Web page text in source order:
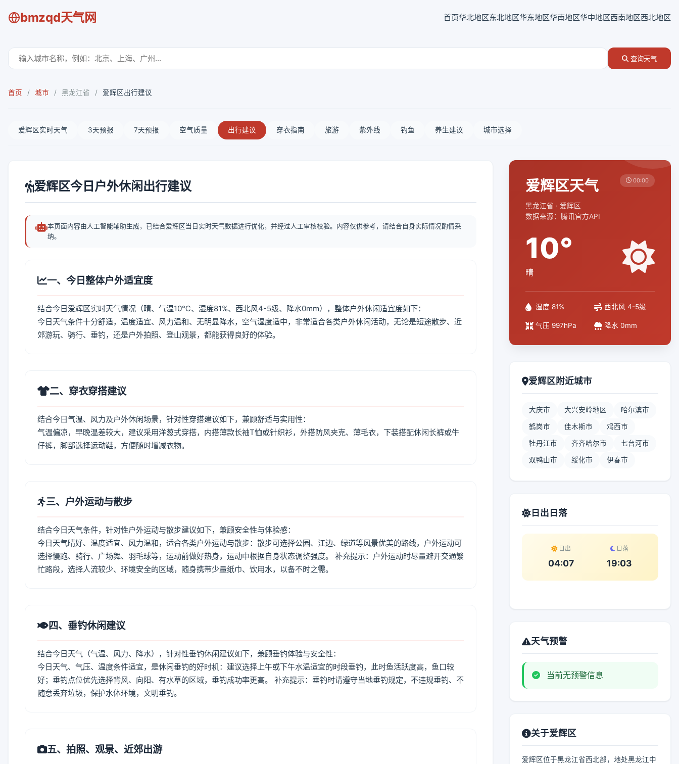
bmzqd天气网 首页华北地区东北地区华东地区华南地区华中地区西南地区西北地区
查询天气
首页 / 城市 / 黑龙江省 / 爱辉区出行建议
爱辉区实时天气 3天预报 7天预报 空气质量 出行建议 穿衣指南 旅游 紫外线 钓鱼 养生建议 城市选择
爱辉区今日户外休闲出行建议
本页面内容由人工智能辅助生成，已结合爱辉区当日实时天气数据进行优化，并经过人工审核校验。内容仅供参考，请结合自身实际情况酌情采
纳。
一、今日整体户外适宜度
结合今日爱辉区实时天气情况（晴、气温10℃、湿度81%、西北风4-5级、降水0mm），整体户外休闲适宜度如下：
今日天气条件十分舒适，温度适宜、风力温和、无明显降水，空气湿度适中，非常适合各类户外休闲活动，无论是短途散步、近
郊游玩、骑行、垂钓，还是户外拍照、登山观景，都能获得良好的体验。
二、穿衣穿搭建议
结合今日气温、风力及户外休闲场景，针对性穿搭建议如下，兼顾舒适与实用性：
气温偏凉，早晚温差较大，建议采用洋葱式穿搭，内搭薄款长袖T恤或针织衫，外搭防风夹克、薄毛衣，下装搭配休闲长裤或牛
仔裤，脚部选择运动鞋，方便随时增减衣物。
三、户外运动与散步
结合今日天气条件，针对性户外运动与散步建议如下，兼顾安全性与体验感：
今日天气晴好、温度适宜、风力温和，适合各类户外运动与散步：散步可选择公园、江边、绿道等风景优美的路线，户外运动可
选择慢跑、骑行、广场舞、羽毛球等，运动前做好热身，运动中根据自身状态调整强度。 补充提示：户外运动时尽量避开交通繁
忙路段，选择人流较少、环境安全的区域，随身携带少量纸巾、饮用水，以备不时之需。
四、垂钓休闲建议
结合今日天气（气温、风力、降水），针对性垂钓休闲建议如下，兼顾垂钓体验与安全性：
今日天气、气压、温度条件适宜，是休闲垂钓的好时机：建议选择上午或下午水温适宜的时段垂钓，此时鱼活跃度高，鱼口较
好；垂钓点位优先选择背风、向阳、有水草的区域，垂钓成功率更高。 补充提示：垂钓时请遵守当地垂钓规定，不违规垂钓、不
随意丢弃垃圾，保护水体环境，文明垂钓。
五、拍照、观景、近郊出游
爱辉区天气
黑龙江省 · 爱辉区
数据来源：腾讯官方API
00:00
10°
晴
湿度 81% 西北风 4-5级
气压 997hPa 降水 0mm
爱辉区附近城市
大庆市 大兴安岭地区 哈尔滨市
鹤岗市 佳木斯市 鸡西市
牡丹江市 齐齐哈尔市 七台河市
双鸭山市 绥化市 伊春市
日出日落
日出
04:07
日落
19:03
天气预警
当前无预警信息
关于爱辉区
爱辉区位于黑龙江省西北部，地处黑龙江中